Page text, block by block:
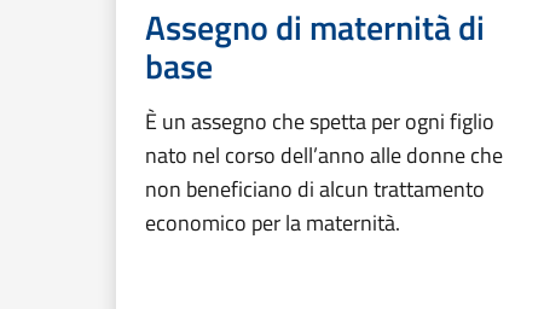
Assegno di maternità di
base
È un assegno che spetta per ogni figlio
nato nel corso dell’anno alle donne che
non beneficiano di alcun trattamento
economico per la maternità.